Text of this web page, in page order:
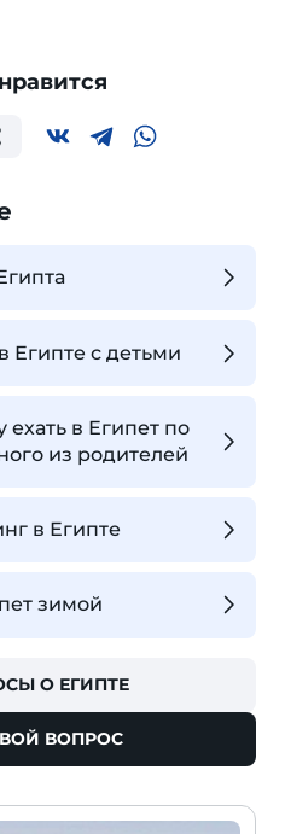
Египте с детьми
в Египет по
из родителей
в Египте
зимой
О ЕГИПТЕ
ВОПРОС